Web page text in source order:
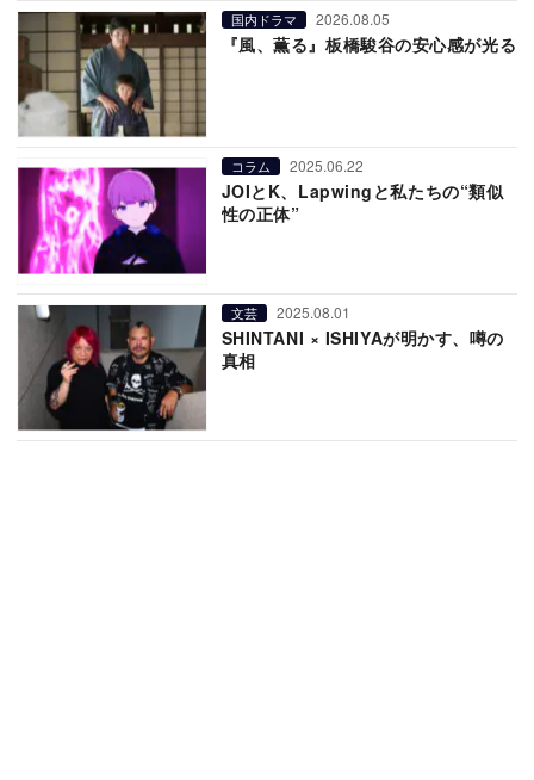
国内ドラマ 2026.08.05
『風、薫る』板橋駿谷の安心感が光る
コラム 2025.06.22
JOIとK、Lapwingと私たちの“類似
性の正体”
文芸 2025.08.01
SHINTANI × ISHIYAが明かす、噂の
真相